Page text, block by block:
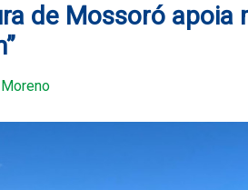
de Mossoró apoia